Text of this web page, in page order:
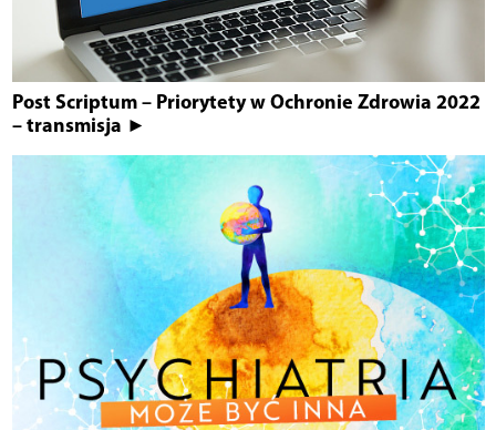
Post Scriptum – Priorytety w Ochronie Zdrowia 2022
– transmisja ►